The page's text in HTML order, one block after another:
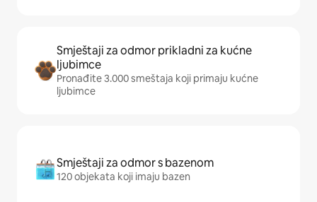
Smještaji za odmor prikladni za kućne
ljubimce
Pronađite 3.000 smeštaja koji primaju kućne
ljubimce
Smještaji za odmor s bazenom
120 objekata koji imaju bazen